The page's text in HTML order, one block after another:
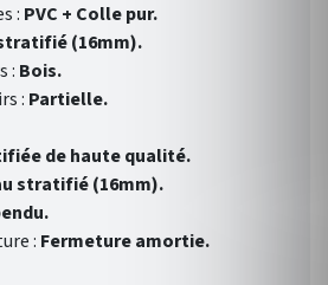
: PVC + Colle pur.
(16mm).
: Bois.
: Partielle.
de haute qualité.
stratifié (16mm).
: Fermeture amortie.